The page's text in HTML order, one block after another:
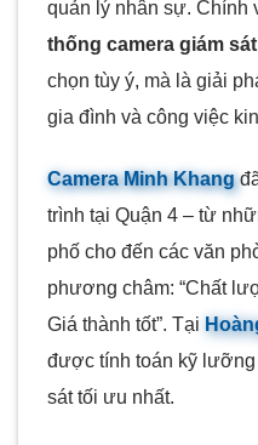
quản lý nhân sự. Chính
thống camera giám sát
chọn tùy ý, mà là giải
gia đình và công việc
Camera Minh Khang
trình tại Quận 4 – từ
phố cho đến các văn
phương châm: “Chất
Giá thành tốt”. Tại
được tính toán kỹ
sát tối ưu nhất.